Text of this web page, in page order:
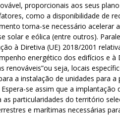
proporcionais aos seus
como a disponibilidade de
torna-se necessário
solar e eólica (entre outros).
à Diretiva (UE) 2018/2001
energético dos edifícios e
renováveis”ou seja, locais
a instalação de unidades para
se assim que a
particularidades do território
e marítimas necessárias